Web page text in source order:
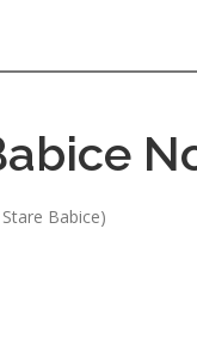
Babice)